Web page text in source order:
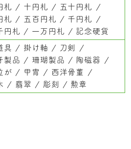
札 十円札
五十円札
札
五百円札
千円札
円札
一万円札 記念硬貨
具 掛け軸
刀剣
製品
珊瑚製品
陶磁器
が
甲冑
西洋骨董
翡翠 彫刻 勲章